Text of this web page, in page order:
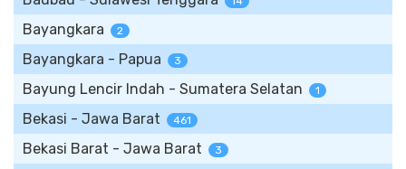
Bayangkara 2
Bayangkara - Papua 3
Bayung Lencir Indah - Sumatera Selatan 1
Bekasi - Jawa Barat 461
Bekasi Barat - Jawa Barat 3